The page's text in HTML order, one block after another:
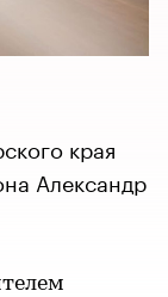
края
Александр